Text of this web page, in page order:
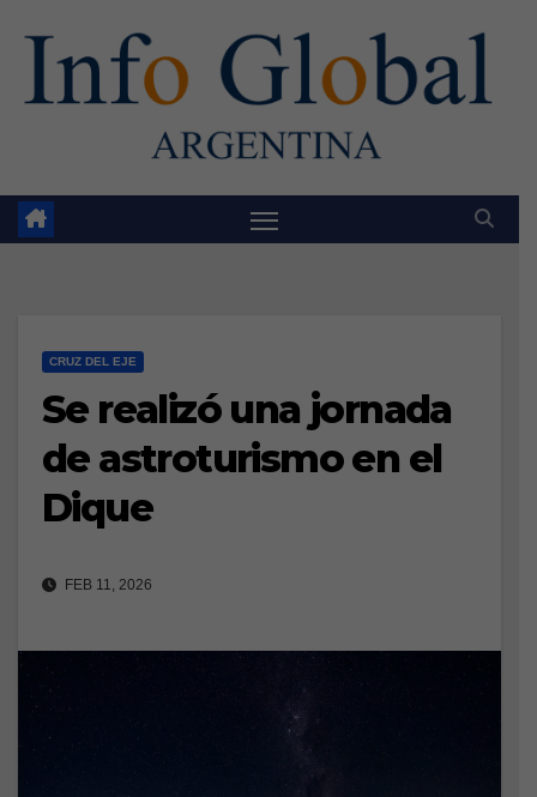
CRUZ DEL EJE
Se realizó una jornada
de astroturismo en el
Dique
FEB 11, 2026